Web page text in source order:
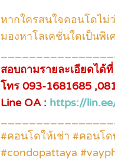
หากใครสนใจคอนโดไม่
มองหาโลเคชั่นใดเป็นพิ
สอบถามรายละเอียดได้ที่
โทร 093-1681685
Line OA : https://
#คอนโดให้เช่า #คอนโ
#condopattaya